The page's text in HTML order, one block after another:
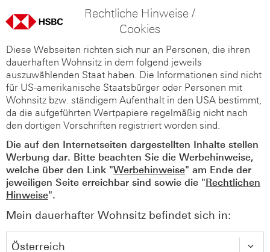
Rechtliche Hinweise /
Cookies
Diese Webseiten richten sich nur an Personen, die ihren
dauerhaften Wohnsitz in dem folgend jeweils
auszuwählenden Staat haben. Die Informationen sind nicht
für US-amerikanische Staatsbürger oder Personen mit
Wohnsitz bzw. ständigem Aufenthalt in den USA bestimmt,
da die aufgeführten Wertpapiere regelmäßig nicht nach
den dortigen Vorschriften registriert worden sind.
Die auf den Internetseiten dargestellten Inhalte stellen
Werbung dar. Bitte beachten Sie die Werbehinweise,
welche über den Link "Werbehinweise" am Ende der
jeweiligen Seite erreichbar sind sowie die "Rechtlichen
Hinweise".
Mein dauerhafter Wohnsitz befindet sich in: